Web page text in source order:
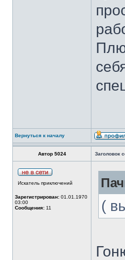
Вернуться к началу
Автор 5024 Заголовок
Искатель приключений
Зарегистрирован: 01.01.1970
03:00
Сообщения: 11 (